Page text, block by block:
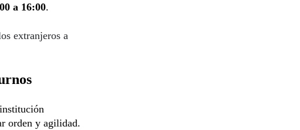
a 16:00.
extranjeros a
orden y agilidad.